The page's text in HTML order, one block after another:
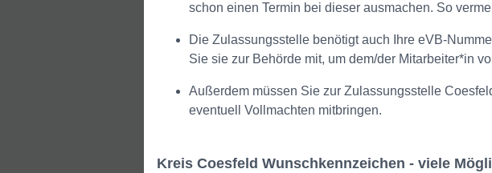
schon einen Termin bei dieser ausmachen. So
Die Zulassungsstelle benötigt auch Ihre eVB-
Sie sie zur Behörde mit, um dem/der Mitarbeiter*in
Außerdem müssen Sie zur Zulassungsstelle
eventuell Vollmachten mitbringen.
Kreis Coesfeld Wunschkennzeichen - viele